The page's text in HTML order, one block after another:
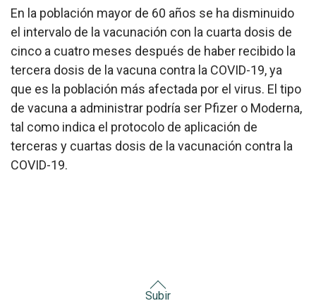
En la población mayor de 60 años se ha disminuido
el intervalo de la vacunación con la cuarta dosis de
cinco a cuatro meses después de haber recibido la
tercera dosis de la vacuna contra la COVID-19, ya
que es la población más afectada por el virus. El tipo
de vacuna a administrar podría ser Pfizer o Moderna,
tal como indica el protocolo de aplicación de
terceras y cuartas dosis de la vacunación contra la
COVID-19.
Subir